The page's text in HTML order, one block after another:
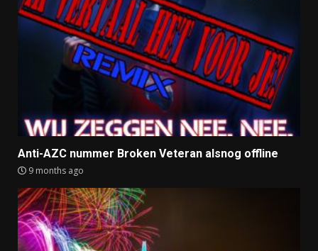
Anti-AZC nummer Broken Veteran alsnog offline
9 months ago